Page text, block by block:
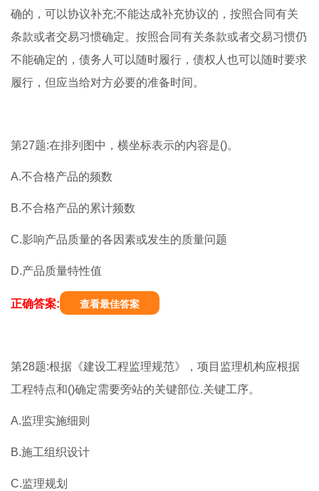
确的，可以协议补充;不能达成补充协议的，按照合同有关
条款或者交易习惯确定。按照合同有关条款或者交易习惯仍
不能确定的，债务人可以随时履行，债权人也可以随时要求
履行，但应当给对方必要的准备时间。
第27题:在排列图中，横坐标表示的内容是()。
A.不合格产品的频数
B.不合格产品的累计频数
C.影响产品质量的各因素或发生的质量问题
D.产品质量特性值
正确答案: 查看最佳答案
第28题:根据《建设工程监理规范》，项目监理机构应根据
工程特点和()确定需要旁站的关键部位.关键工序。
A.监理实施细则
B.施工组织设计
C.监理规划